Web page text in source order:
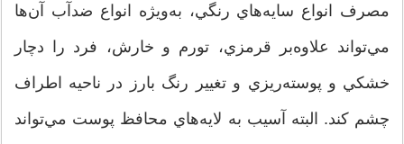
مصرف انواع سايه‌هاي رنگي، به‌ويژه انواع ضدآب آن‌ها
مي‌تواند علاوه‌بر قرمزي، تورم و خارش، فرد را دچار
خشكي و پوسته‌ريزي و تغيير رنگ بارز در ناحيه اطراف
چشم كند. البته آسيب به لايه‌هاي محافظ پوست مي‌تواند